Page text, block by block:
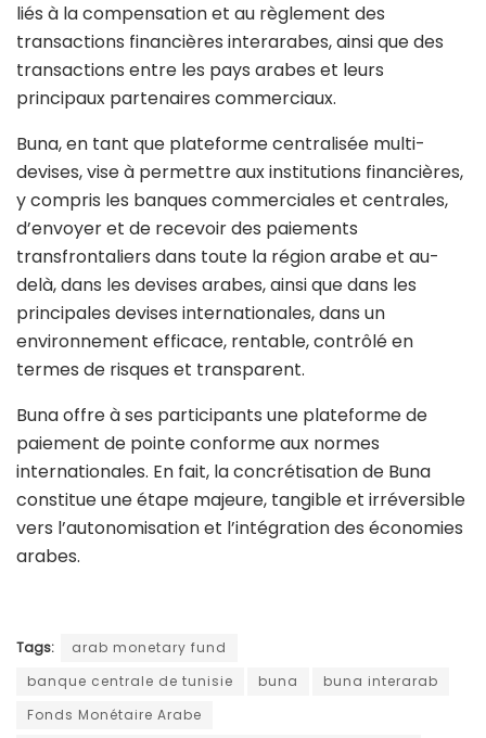
liés à la compensation et au règlement des
transactions financières interarabes, ainsi que des
transactions entre les pays arabes et leurs
principaux partenaires commerciaux.
Buna, en tant que plateforme centralisée multi-
devises, vise à permettre aux institutions financières,
y compris les banques commerciales et centrales,
d’envoyer et de recevoir des paiements
transfrontaliers dans toute la région arabe et au-
delà, dans les devises arabes, ainsi que dans les
principales devises internationales, dans un
environnement efficace, rentable, contrôlé en
termes de risques et transparent.
Buna offre à ses participants une plateforme de
paiement de pointe conforme aux normes
internationales. En fait, la concrétisation de Buna
constitue une étape majeure, tangible et irréversible
vers l’autonomisation et l’intégration des économies
arabes.
Tags:
arab monetary fund
banque centrale de tunisie
buna
buna interarab
Fonds Monétaire Arabe